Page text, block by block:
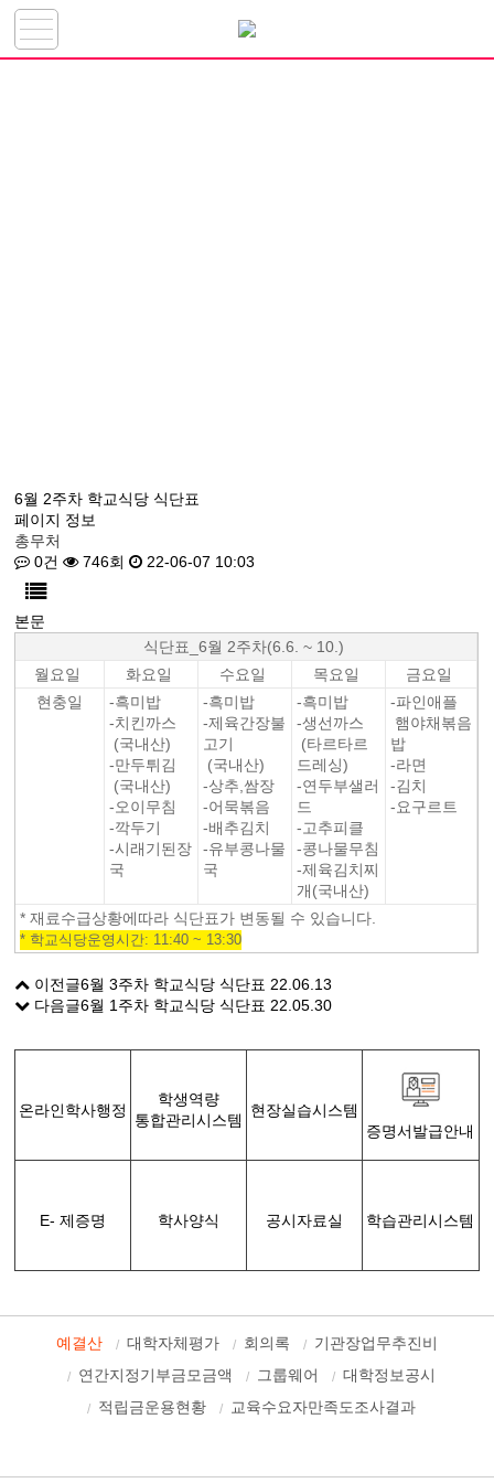
6월 2주차 학교식당 식단표
페이지 정보
총무처
0건
746회 22-06-07 10:03
본문
식단표_6월 2주차(6.6. ~ 10.)
월요일
화요일 수요일 목요일
금요일
현충일
-흑미밥
-치킨까스
(국내산)
-만두튀김
(국내산)
-오이무침
-깍두기
-시래기된장
국
-흑미밥
-제육간장불
고기
(국내산)
-상추,쌈장
-어묵볶음
-배추김치
-유부콩나물
국
-흑미밥
-생선까스
(타르타르
드레싱)
-연두부샐러
드
-고추피클
-콩나물무침
-제육김치찌
개(국내산)
-파인애플
햄야채볶음
밥
-라면
-김치
-요구르트
* 재료수급상황에따라 식단표가 변동될 수 있습니다.
* 학교식당운영시간: 11:40 ~ 13:30
이전글6월 3주차 학교식당 식단표 22.06.13
다음글6월 1주차 학교식당 식단표 22.05.30
온라인학사행정
학생역량
통합관리시스템
현장실습시스템
증명서발급안내
E- 제증명 학사양식 공시자료실 학습관리시스템
예결산 대학자체평가 회의록
기관장업무추진비
연간지정기부금모금액
그룹웨어
대학정보공시
적립금운용현황
교육수요자만족도조사결과